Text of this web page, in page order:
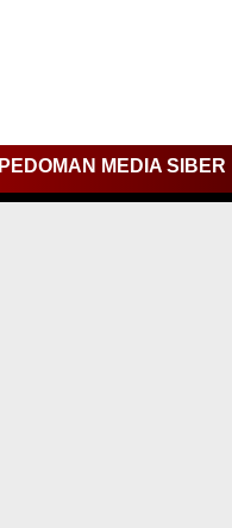
PEDOMAN MEDIA SIBER